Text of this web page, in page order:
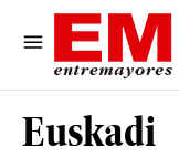
Euskadi